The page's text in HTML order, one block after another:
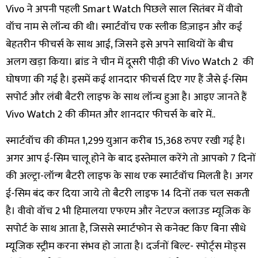
Vivo ने अपनी पहली Smart Watch पिछले साल सितंबर में वीवो
वॉच नाम से लॉन्च की थी। स्मार्टवॉच एक स्लीक डिज़ाइन और कई
बेहतरीन फीचर्स के साथ आई, जिसने इसे अपने साथियों के बीच
अलग खड़ा किया। ब्रांड ने चीन में दूसरी पीढ़ी की Vivo Watch 2 की
घोषणा की गई है। इसमें कई शानदार फीचर्स दिए गए हैं जैसे ई-सिम
सपोर्ट और लंबी बैटरी लाइफ के साथ लॉन्च हुआ है। आइए जानते हैं
Vivo Watch 2 की कीमत और शानदार फीचर्स के बारे में..
स्मार्टवॉच की कीमत 1,299 युआन करीब 15,368 रुपए रखी गई है।
अगर आप ई-सिम चालू होने के बाद इस्तेमाल करेंगे तो आपको 7 दिनों
की अल्ट्रा-लॉन्ग बैटरी लाइफ के साथ एक स्मार्टवॉच मिलती है। अगर
ई-सिम बंद कर दिया जाये तो बैटरी लाइफ 14 दिनों तक चल सकती
है। वीवो वॉच 2 भी हिमालया एफएम और नेटएज क्लाउड म्यूजिक के
सपोर्ट के साथ आता है, जिससे स्मार्टफोन से कनेक्ट किए बिना सीधे
म्यूजिक स्ट्रीम करना संभव हो जाता है। दर्जनों बिल्ट- स्पोर्ट्स मोड्स